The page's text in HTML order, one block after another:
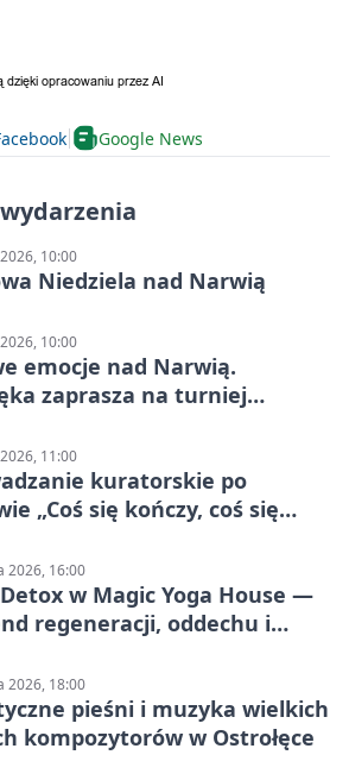
Google News
10:00
Niedziela nad Narwią
10:00
emocje nad Narwią.
zaprasza na turniej
11:00
kuratorskie po
„Coś się kończy, coś się
do Korony”
2026, 16:00
w Magic Yoga House —
regeneracji, oddechu i
2026, 18:00
pieśni i muzyka wielkich
kompozytorów w Ostrołęce